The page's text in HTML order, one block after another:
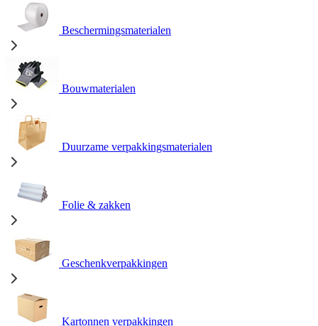
Beschermingsmaterialen
Bouwmaterialen
Duurzame verpakkingsmaterialen
Folie & zakken
Geschenkverpakkingen
Kartonnen verpakkingen